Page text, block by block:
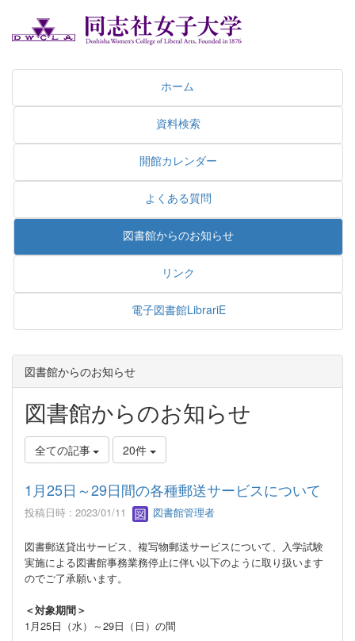
ホーム
資料検索
開館カレンダー
よくある質問
図書館からのお知らせ
リンク
電子図書館LibrariE
図書館からのお知らせ
図書館からのお知らせ
全ての記事 20件
1月25日～29日間の各種郵送サービスについて
投稿日時 : 2023/01/11 図書館管理者
図書郵送貸出サービス、複写物郵送サービスについて、
入学試験
実施による図書館事務業務停止に伴い以下のように取り扱います
のでご了承願います。
＜対象期間＞
1月25日（水）～29日（日）の間